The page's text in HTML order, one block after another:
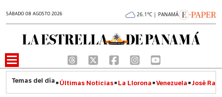
SÁBADO 08 AGOSTO 2026 26.1°C | PANAMÁ
Últimas Noticias La Llorona Venezuela José